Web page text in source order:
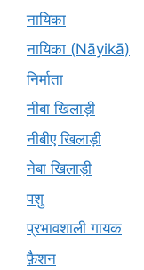
नायिका
नायिका (Nāyikā)
निर्माता
नीबा खिलाड़ी
नीबीए खिलाड़ी
नेबा खिलाड़ी
पशु
प्रभावशाली गायक
फ़ैशन